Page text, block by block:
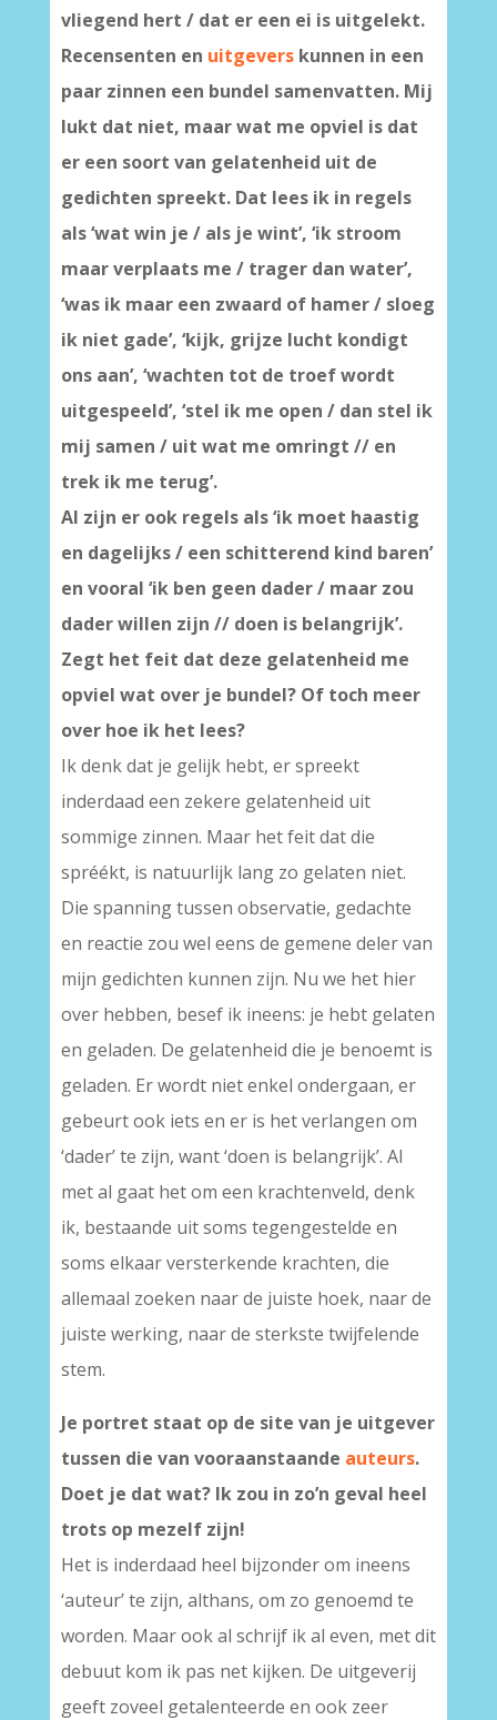
vliegend hert / dat er een ei is uitgelekt.
Recensenten en uitgeverskunnen in een
paar zinnen een bundel samenvatten. Mij
lukt dat niet, maar wat me opviel is dat
er een soort van gelatenheid uit de
gedichten spreekt. Dat lees ik in regels
als ‘wat win je / als je wint’, ‘ik stroom
maar verplaats me / trager dan water’,
‘was ik maar een zwaard of hamer / sloeg
ik niet gade’, ‘kijk, grijze lucht kondigt
ons aan’, ‘wachten tot de troef wordt
uitgespeeld’, ‘stel ik me open / dan stel ik
mij samen / uit wat me omringt // en
trek ik me terug’.
Al zijn er ook regels als ‘ik moet haastig
en dagelijks / een schitterend kind baren’
en vooral ‘ik ben geen dader / maar zou
dader willen zijn // doen is belangrijk’.
Zegt het feit dat deze gelatenheid me
opviel wat over je bundel? Of toch meer
over hoe ik het lees?
Ik denk dat je gelijk hebt, er spreekt
inderdaad een zekere gelatenheid uit
sommige zinnen. Maar het feit dat die
spréékt, is natuurlijk lang zo gelaten niet.
Die spanning tussen observatie, gedachte
en reactie zou wel eens de gemene deler van
mijn gedichten kunnen zijn. Nu we het hier
over hebben, besef ik ineens: je hebt gelaten
en geladen. De gelatenheid die je benoemt is
geladen. Er wordt niet enkel ondergaan, er
gebeurt ook iets en er is het verlangen om
‘dader’ te zijn, want ‘doen is belangrijk’. Al
met al gaat het om een krachtenveld, denk
ik, bestaande uit soms tegengestelde en
soms elkaar versterkende krachten, die
allemaal zoeken naar de juiste hoek, naar de
juiste werking, naar de sterkste twijfelende
stem.
Je portret staat op de site van je uitgever
tussen die van vooraanstaande auteurs.
Doet je dat wat? Ik zou in zo’n geval heel
trots op mezelf zijn!
Het is inderdaad heel bijzonder om ineens
‘auteur’ te zijn, althans, om zo genoemd te
worden. Maar ook al schrijf ik al even, met dit
debuut kom ik pas net kijken. De uitgeverij
geeft zoveel getalenteerde en ook zeer